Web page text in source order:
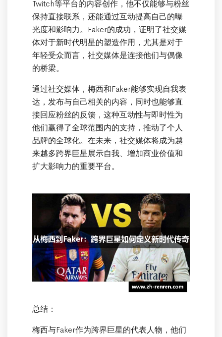
Twitch等平台的内容创作，他不仅能够与粉丝
保持直接联系，还能通过互动提高自己的曝
光度和影响力。Faker的成功，证明了社交媒
体对于新时代明星的塑造作用，尤其是对于
年轻受众而言，社交媒体是连接他们与偶像
的桥梁。
通过社交媒体，梅西和Faker能够实现自我表
达，发布与自己相关的内容，同时也能够直
接回应粉丝的反馈，这种互动性与即时性为
他们赢得了全球范围内的支持，推动了个人
品牌的全球化。在未来，社交媒体将成为越
来越多跨界巨星展示自我、增加商业价值和
扩大影响力的重要平台。
总结：
梅西与Faker作为跨界巨星的代表人物，他们